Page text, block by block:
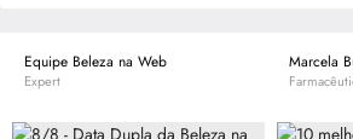
Equipe Beleza na Web
Expert
Marcela